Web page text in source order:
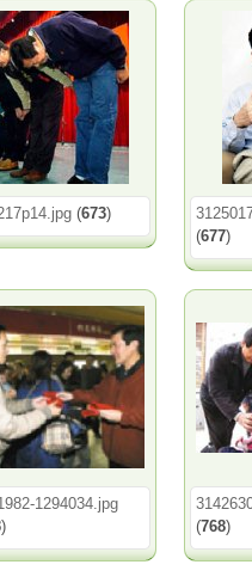
(673)
(677)
1294034.jpg
)
(768)